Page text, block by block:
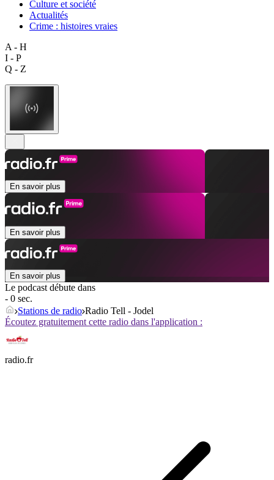
Culture et société
Actualités
Crime : histoires vraies
A - H
I - P
Q - Z
En savoir plus
En savoir plus
En savoir plus
Le podcast débute dans
- 0 sec.
Stations de radio Radio Tell - Jodel
Écoutez gratuitement cette radio dans l'application :
radio.fr